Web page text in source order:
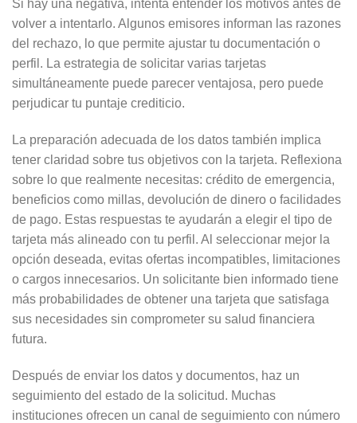
Si hay una negativa, intenta entender los motivos antes de
volver a intentarlo. Algunos emisores informan las razones
del rechazo, lo que permite ajustar tu documentación o
perfil. La estrategia de solicitar varias tarjetas
simultáneamente puede parecer ventajosa, pero puede
perjudicar tu puntaje crediticio.
La preparación adecuada de los datos también implica
tener claridad sobre tus objetivos con la tarjeta. Reflexiona
sobre lo que realmente necesitas: crédito de emergencia,
beneficios como millas, devolución de dinero o facilidades
de pago. Estas respuestas te ayudarán a elegir el tipo de
tarjeta más alineado con tu perfil. Al seleccionar mejor la
opción deseada, evitas ofertas incompatibles, limitaciones
o cargos innecesarios. Un solicitante bien informado tiene
más probabilidades de obtener una tarjeta que satisfaga
sus necesidades sin comprometer su salud financiera
futura.
Después de enviar los datos y documentos, haz un
seguimiento del estado de la solicitud. Muchas
instituciones ofrecen un canal de seguimiento con número